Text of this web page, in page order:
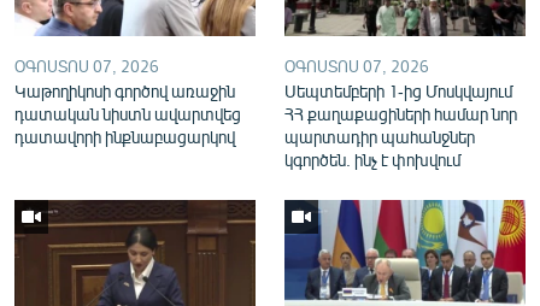
English
Русский
ՀԵՏԵՎԵՔ ՄԵԶ
«Ազատության» բոլոր կայքերը
ՕԳՈՍՏՈՍ 07, 2026
Կաթողիկոսի գործով առաջին
դատական նիստն ավարտվեց
դատավորի ինքնաբացարկով
ՕԳՈՍՏՈՍ 07, 2026
Սեպտեմբերի 1-ից Մոսկվայում
ՀՀ քաղաքացիների համար նոր
պարտադիր պահանջներ
կգործեն. ինչ է փոխվում